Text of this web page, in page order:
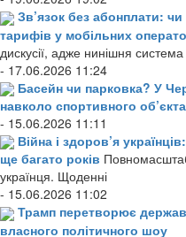
Зв’язок без абонплати:
тарифів у мобільних
дискусії, адже нинішня система
- 17.06.2026 11:24
Басейн чи парковка? У
навколо спортивного об’єкта
- 15.06.2026 11:11
Війна і здоров’я
ще багато років
українця. Щоденні
- 15.06.2026 11:02
Трамп перетворює
власного політичного шоу